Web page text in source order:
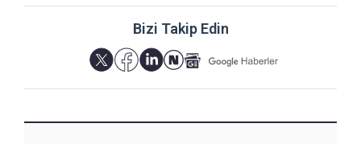
Bizi Takip Edin